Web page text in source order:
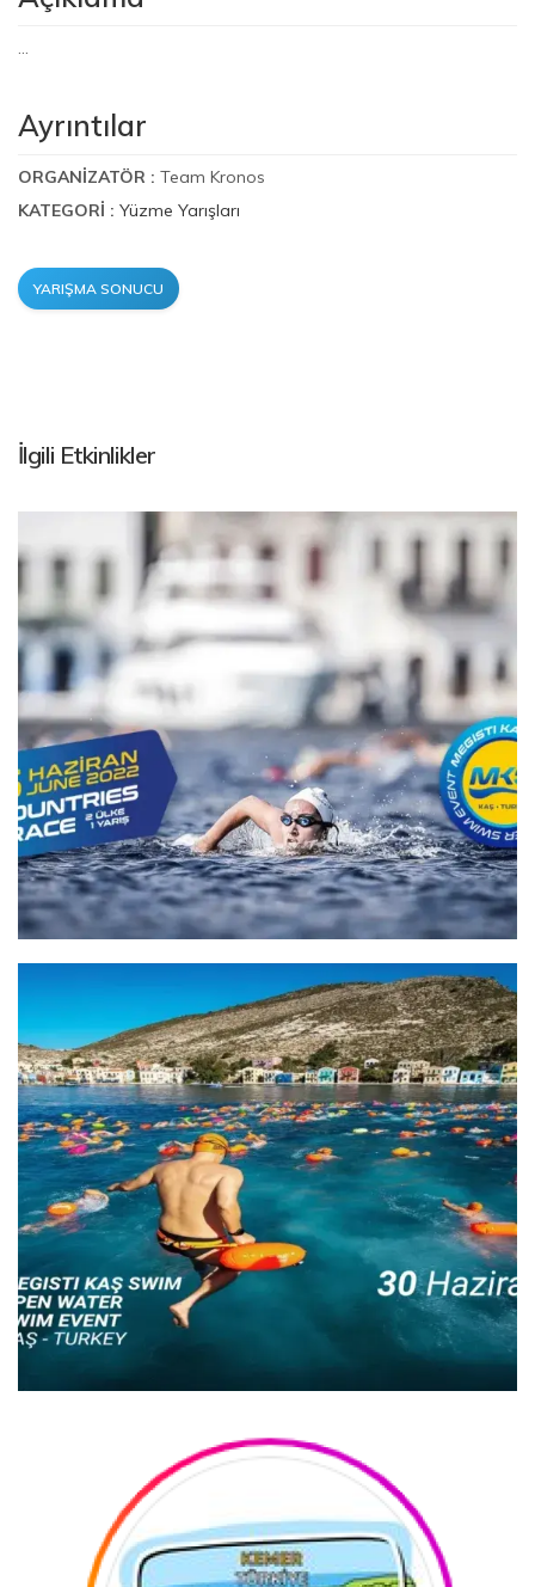
...
Ayrıntılar
ORGANIZATÖR : Team Kronos
KATEGORI : Yüzme Yarışları
YARIŞMA SONUCU
İlgili Etkinlikler
YÜZME YARIŞLARI
YÜZME YARIŞLARI